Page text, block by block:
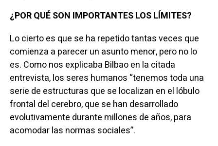
¿POR QUÉ SON IMPORTANTES LOS LÍMITES?
Lo cierto es que se ha repetido tantas veces que
comienza a parecer un asunto menor, pero no lo
es. Como nos explicaba Bilbao en la citada
entrevista, los seres humanos “tenemos toda una
serie de estructuras que se localizan en el lóbulo
frontal del cerebro, que se han desarrollado
evolutivamente durante millones de años, para
acomodar las normas sociales”.